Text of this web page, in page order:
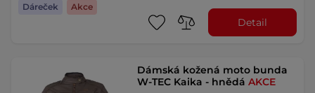
Dáreček
Akce
Detail
Dámská kožená moto bunda
W-TEC Kaika - hnědáAKCE